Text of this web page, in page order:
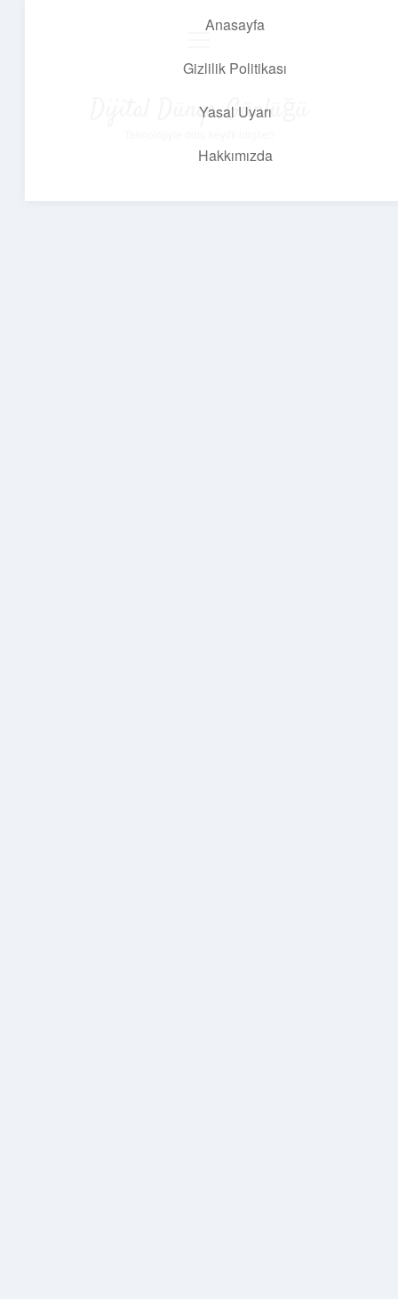
Anasayfa
Gizlilik Politikası
Yasal Uyarı
Hakkımızda
Dijital Dünya Günlüğü